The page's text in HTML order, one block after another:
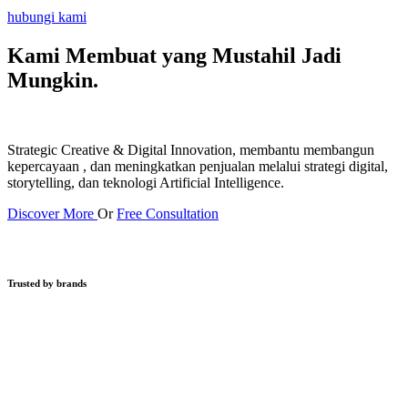
hubungi kami
Kami Membuat yang Mustahil Jadi
Mungkin.
Strategic Creative & Digital Innovation, membantu membangun
kepercayaan , dan meningkatkan penjualan melalui strategi digital,
storytelling, dan teknologi Artificial Intelligence.
Discover More Or Free Consultation
Trusted by brands